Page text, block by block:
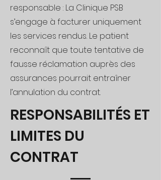
responsable : La Clinique PSB
s’engage à facturer uniquement
les services rendus. Le patient
reconnaît que toute tentative de
fausse réclamation auprès des
assurances pourrait entraîner
l’annulation du contrat.
RESPONSABILITÉS ET
LIMITES DU
CONTRAT